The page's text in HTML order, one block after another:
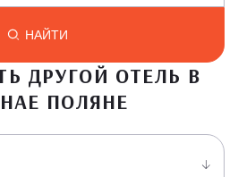
НАЙТИ
ДРУГОЙ ОТЕЛЬ В
ПОЛЯНЕ